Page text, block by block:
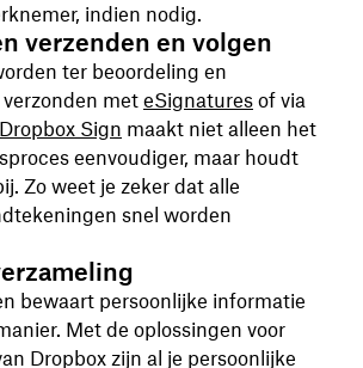
indien nodig.
verzenden en volgen
ter beoordeling en
met eSignatures of via
Dropbox Sign maakt niet alleen het
eenvoudiger, maar houdt
Zo weet je zeker dat alle
snel worden
bewaart persoonlijke informatie
Met de oplossingen voor
Dropbox zijn al je persoonlijke